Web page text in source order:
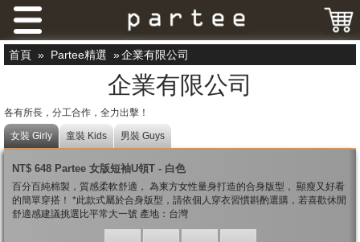
首頁 » Partee精選 »企業有限公司
企業有限公司
各有所長，分工合作，全力出擊！
女裝 Girly 童裝 Kids 男裝 Guys
NT$ 648 Partee 女版短袖U領T - 白色
百分百純棉製，質感柔軟舒適， 為東方女性量身打造的合身版型， 顯瘦又好看
的簡單穿搭！ *此款式屬於合身版型，請依個人穿衣習慣斟酌選購，若喜歡休閒
舒適感建議挑選比平常大一號 產地：台灣